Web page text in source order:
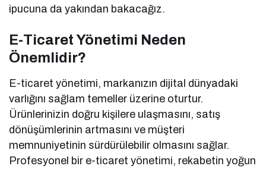
ipucuna da yakından bakacağız.
E-Ticaret Yönetimi Neden
Önemlidir?
E-ticaret yönetimi, markanızın dijital dünyadaki
varlığını sağlam temeller üzerine oturtur.
Ürünlerinizin doğru kişilere ulaşmasını, satış
dönüşümlerinin artmasını ve müşteri
memnuniyetinin sürdürülebilir olmasını sağlar.
Profesyonel bir e-ticaret yönetimi, rekabetin yoğun